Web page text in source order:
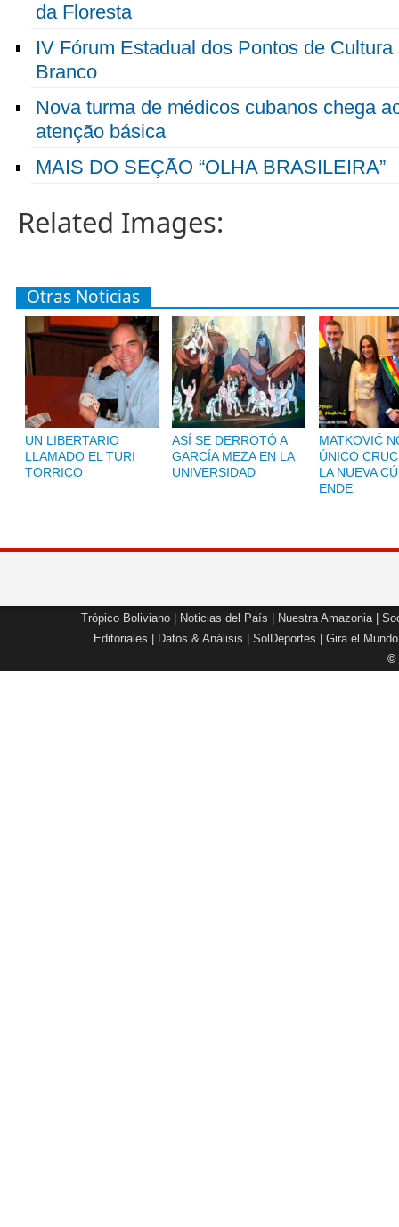
da Floresta
IV Fórum Estadual dos Pontos de
Branco
Nova turma de médicos cubanos chega
atenção básica
MAIS DO SEÇÃO “OLHA BRASILEIRA”
Related Images:
Otras Noticias
UN LIBERTARIO
LLAMADO EL TURI
TORRICO
ASÍ SE DERROTÓ A
GARCÍA MEZA EN LA
UNIVERSIDAD
MATKOVIĆ
ÚNICO
LA NUEVA
ENDE
Trópico Boliviano Noticias del País Nuestra Amazonia|
Editoriales
Datos & Análisis SolDeportes Gira el Mundo
©